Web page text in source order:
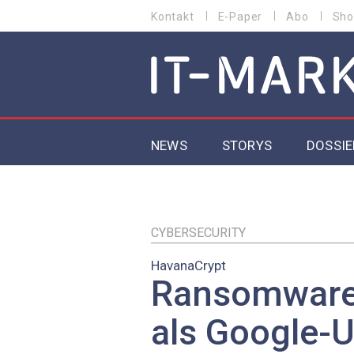
zum
MENU
Kontakt E-Paper Abo
MAIN NAVIGATION
NEWS STORYS
EU-
CYBERSECURITY
HavanaCrypt
als Google-